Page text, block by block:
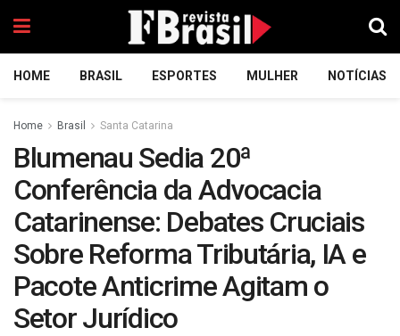
HOME BRASIL ESPORTES MULHER NOTÍCIAS
Home Brasil Santa Catarina
Blumenau Sedia 20ª
Conferência da Advocacia
Catarinense: Debates Cruciais
Sobre Reforma Tributária, IA e
Pacote Anticrime Agitam o
Setor Jurídico